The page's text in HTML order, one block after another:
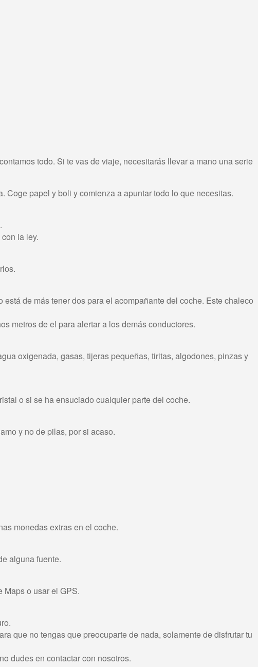
todo. Si te vas de viaje, necesitarás llevar a mano una serie
Coge papel y boli y comienza a apuntar todo lo que necesitas.
la ley.
de más tener dos para el acompañante del coche. Este chaleco
metros de el para alertar a los demás conductores.
oxigenada, gasas, tijeras pequeñas, tiritas, algodones, pinzas y
o si se ha ensuciado cualquier parte del coche.
y no de pilas, por si acaso.
monedas extras en el coche.
alguna fuente.
Maps o usar el GPS.
que no tengas que preocuparte de nada, solamente de disfrutar tu
dudes en contactar con nosotros.